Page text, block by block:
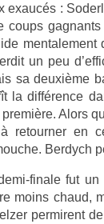
exaucés :
coups
men­tale­ment
un peu
sa deuxième
la différence
première. Alors
à re­tourn­er en
Be­rdych
finale fut
moins chaud,
per­mirent